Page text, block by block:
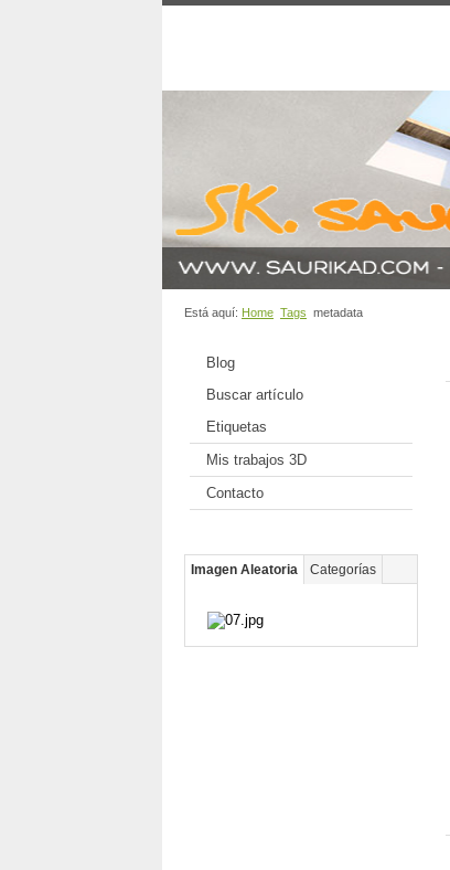
Está aquí: Home Tags metadata
Blog
Buscar artículo
Etiquetas
Mis trabajos 3D
Contacto
Imagen Aleatoria Categorías